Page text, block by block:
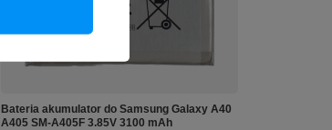
Bateria akumulator do Samsung Galaxy A40
A405 SM-A405F 3.85V 3100 mAh